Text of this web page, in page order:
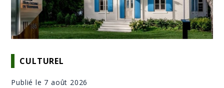
CULTUREL
Publié le 7 août 2026